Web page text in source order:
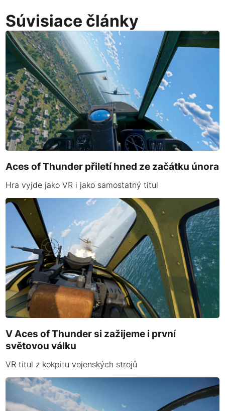
Súvisiace články
Aces of Thunder přiletí hned ze začátku února
Hra vyjde jako VR i jako samostatný titul
V Aces of Thunder si zažijeme i první
světovou válku
VR titul z kokpitu vojenských strojů